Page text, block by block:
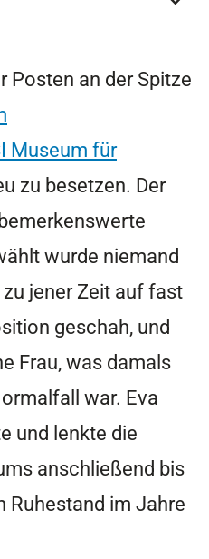
Posten an der Spitze
Museum für
zu besetzen. Der
wurde niemand
zu jener Zeit auf fast
geschah, und
Frau, was damals
war. Eva
und lenkte die
anschließend bis
Ruhestand im Jahre